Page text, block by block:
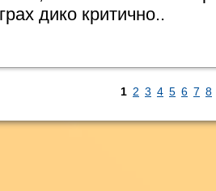
дико критично..
1 2 3 4 5 6 7 8